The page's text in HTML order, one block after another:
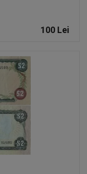
100 Lei